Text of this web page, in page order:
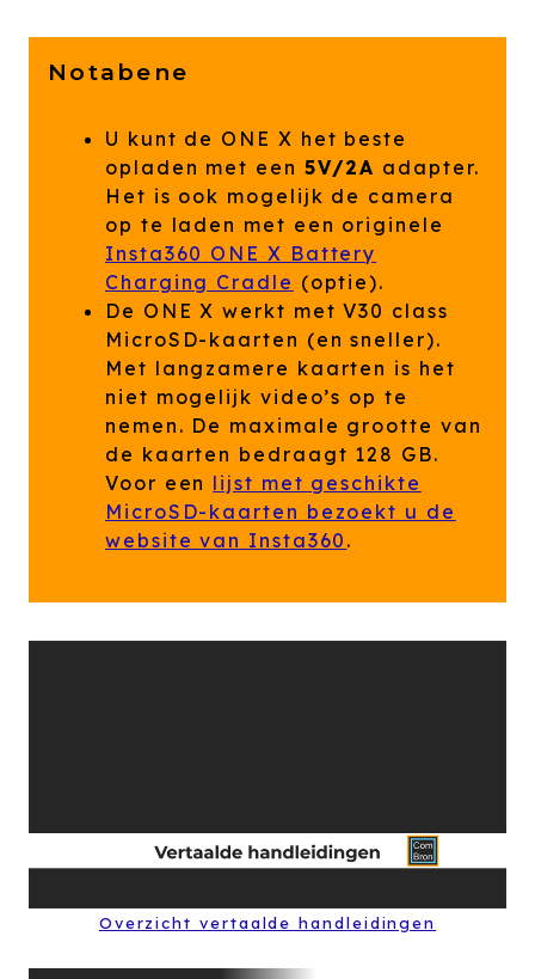
Notabene
U kunt de ONE X het beste
opladen met een 5V/2A adapter.
Het is ook mogelijk de camera
op te laden met een originele
Insta360 ONE X Battery
Charging Cradle (optie).
De ONE X werkt met V30 class
MicroSD-kaarten (en sneller).
Met langzamere kaarten is het
niet mogelijk video’s op te
nemen. De maximale grootte van
de kaarten bedraagt 128 GB.
Voor een lijst met geschikte
MicroSD-kaarten bezoekt u de
website van Insta360 .
Overzicht vertaalde handleidingen